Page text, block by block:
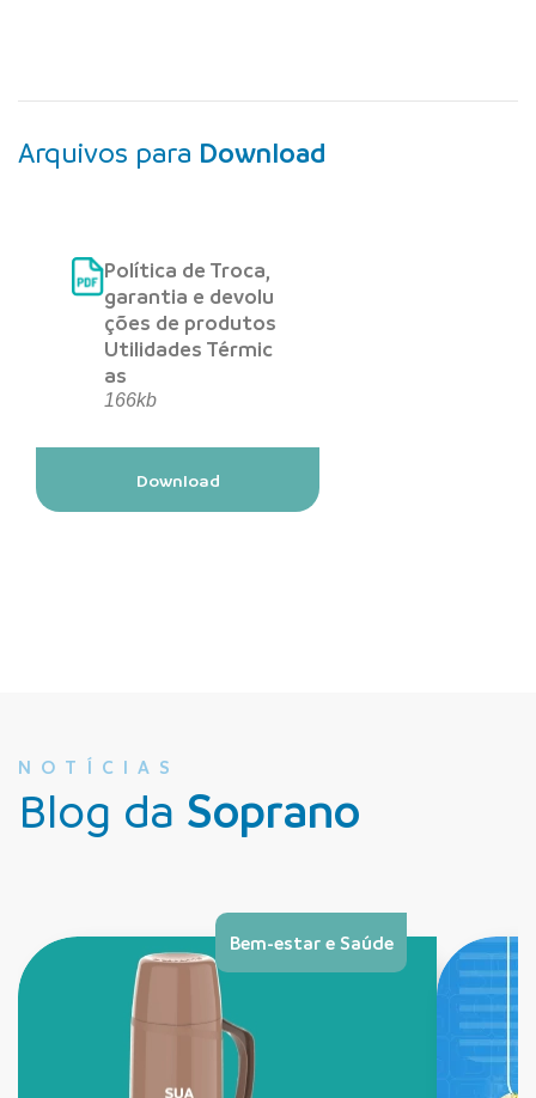
Arquivos para Download
Política de Troca,
garantia e devolu
ções de produtos
Utilidades Térmic
as
166kb
Download
NOTÍCIAS
Blog da Soprano
Bem-estar e Saúde